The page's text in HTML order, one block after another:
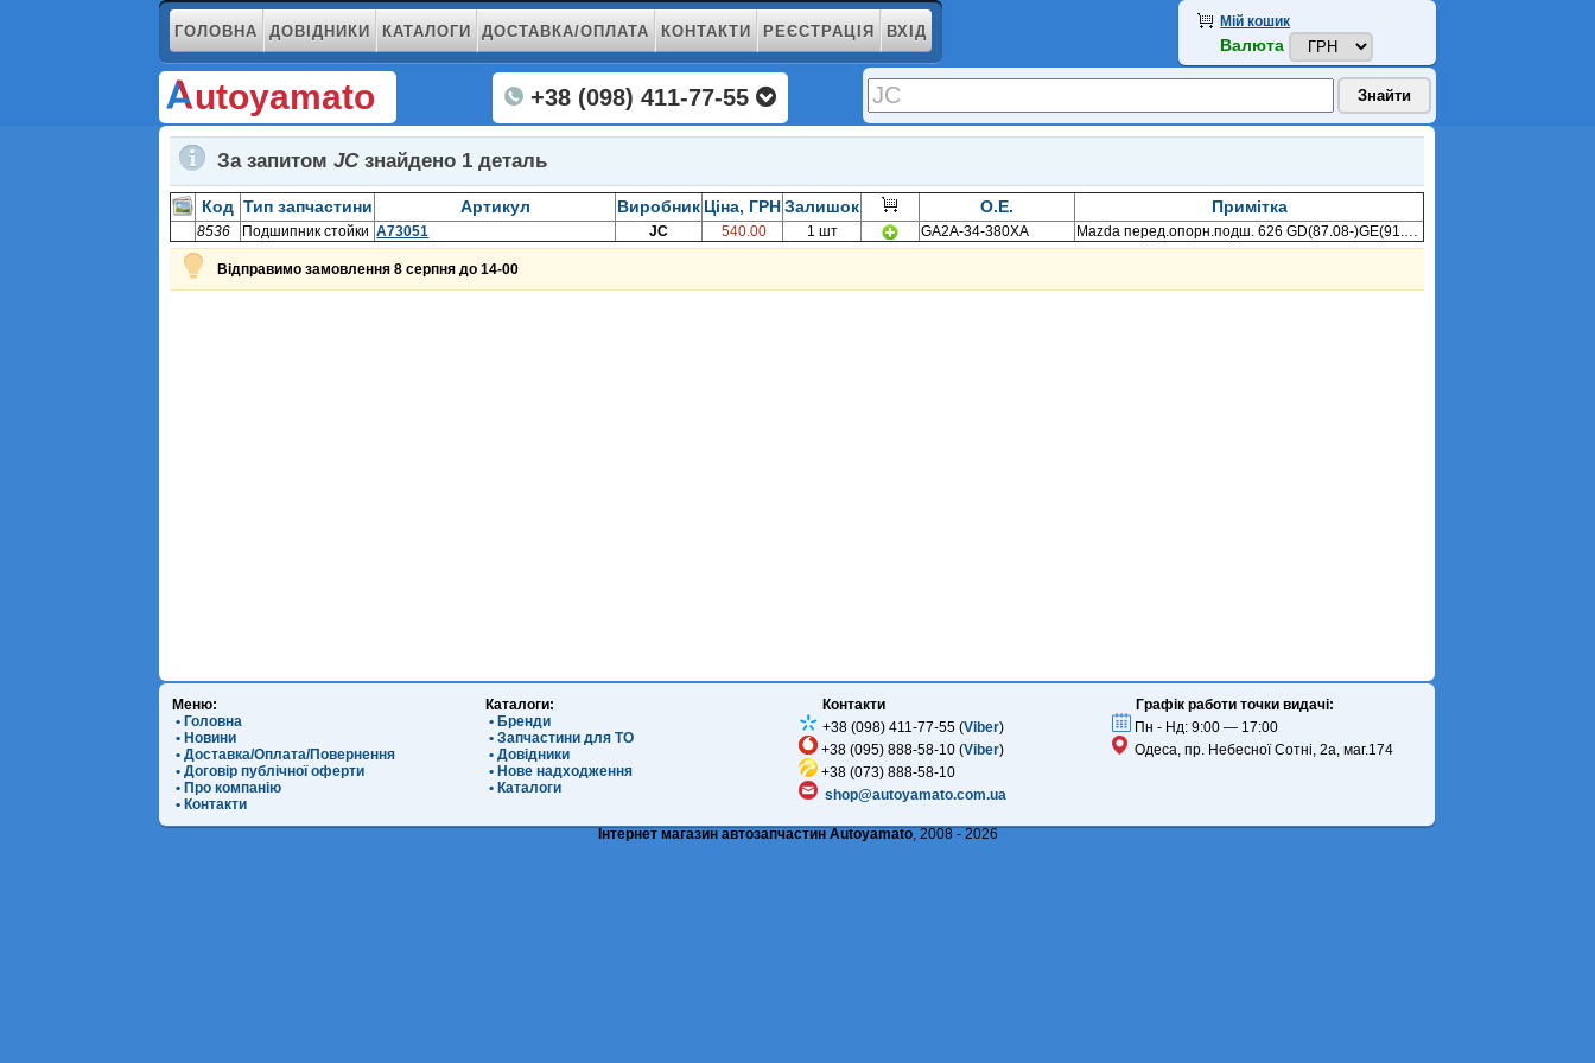
ГОЛОВНА ДОВІДНИКИ КАТАЛОГИ ДОСТАВКА/ОПЛАТА КОНТАКТИ РЕЄСТРАЦІЯ ВХІД
utoyamato +38 (098) 411-77-55
Мій кошик
Валюта
За запитомJCзнайдено 1 деталь
Код Тип запчастини Артикул Виробник Ціна, ГРН Залишок O.E. Примітка
8536 Подшипник стойки A73051 JC 540.00 1 шт GA2A-34-380XA Mazda перед.опорн.подш. 626 GD(87.08-)GE(91.08-)
Відправимо замовлення 8 серпня до 14-00
Меню:
• Головна
• Новини
• Доставка/Оплата/Повернення
• Договір публічної оферти
• Про компанію
• Контакти
Каталоги:
• Бренди
• Запчастини для ТО
• Довідники
• Нове надходження
• Каталоги
Контакти
+38 (098) 411-77-55 (Viber)
+38 (095) 888-58-10 (Viber)
+38 (073) 888-58-10
shop@autoyamato.com.ua
Графік работи точки видачі:
Пн - Нд: 9:00 — 17:00
Одеса, пр. Небесної Сотні, 2а, маг.174
Інтернет магазин автозапчастин Autoyamato, 2008 - 2026